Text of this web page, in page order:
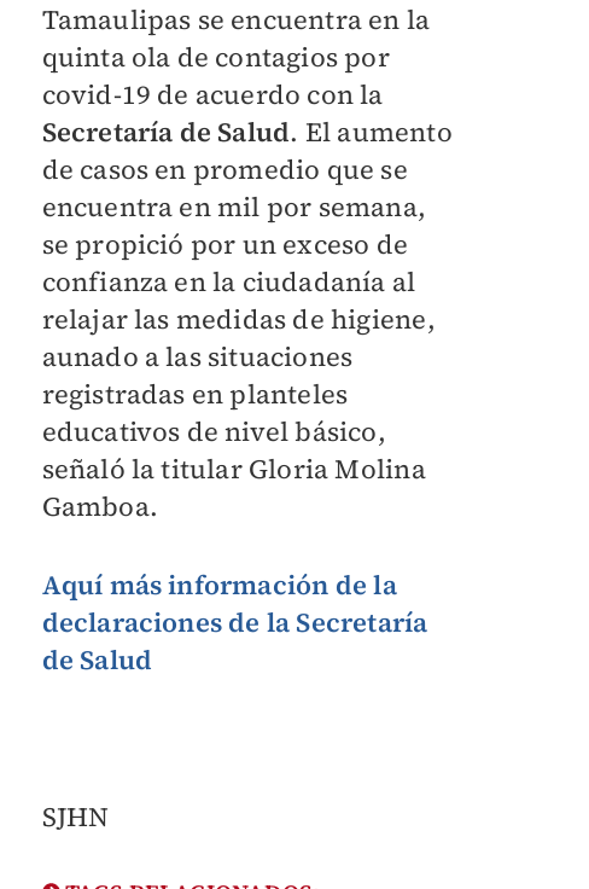
Tamaulipas se encuentra en la
quinta ola de contagios por
covid-19 de acuerdo con la
Secretaría de Salud. El aumento
de casos en promedio que se
encuentra en mil por semana,
se propició por un exceso de
confianza en la ciudadanía al
relajar las medidas de higiene,
aunado a las situaciones
registradas en planteles
educativos de nivel básico,
señaló la titular Gloria Molina
Gamboa.
Aquí más información de la
declaraciones de la Secretaría
de Salud
SJHN